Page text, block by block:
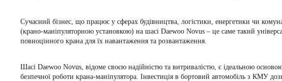
Сучасний бізнес, що працює у сферах будівництва, логістики, енергетики чи
(крано-маніпуляторною установкою) на шасі Daewoo Novus – це саме такий
повноцінного крана для їх навантаження та розвантаження.
Шасі Daewoo Novus, відоме своєю надійністю та витривалістю, є ідеальною
безпечної роботи крана-маніпулятора. Інвестиція в бортовий автомобіль з КМУ